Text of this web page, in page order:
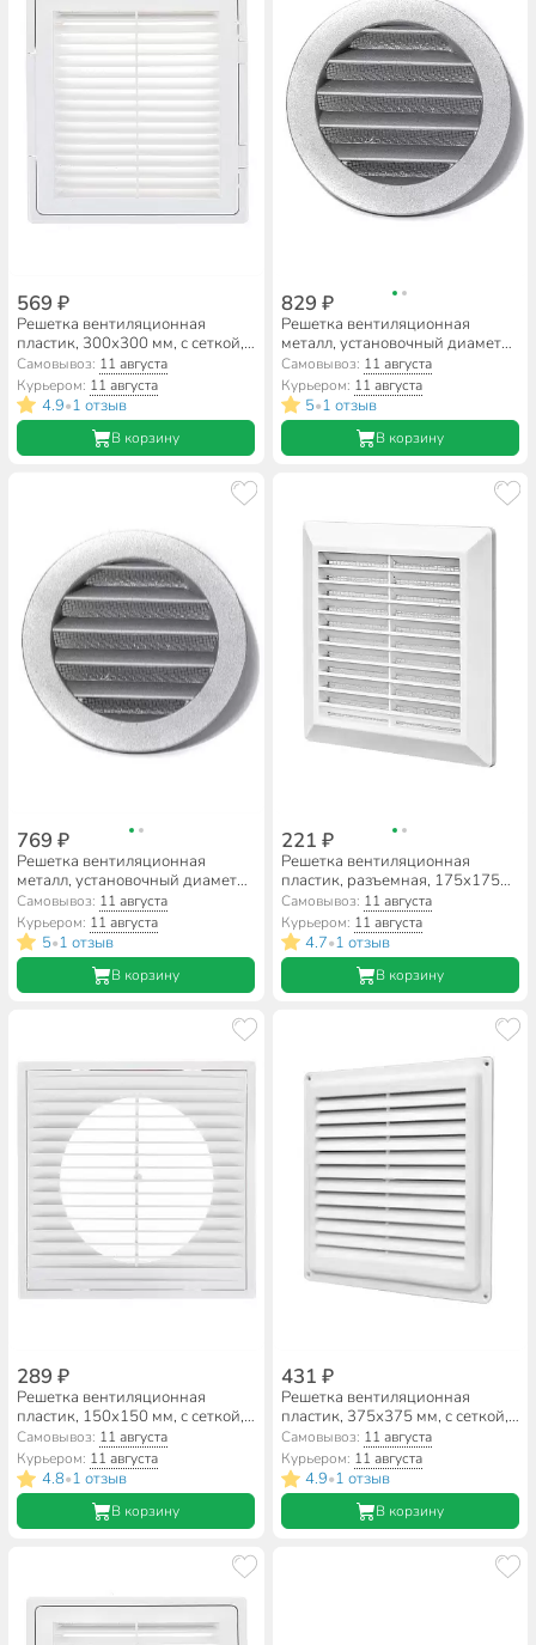
569 ₽
Решетка вентиляционная
пластик, 300х300 мм, с сеткой, с
дверцей, Event, 3030ДФ
Самовывоз: 11 августа
Курьером: 11 августа
4.9•1 отзыв
В корзину
829 ₽
Решетка вентиляционная
металл, установочный диаметр
120 мм, Event, IGC 125
Самовывоз: 11 августа
Курьером: 11 августа
5•1 отзыв
В корзину
769 ₽
Решетка вентиляционная
металл, установочный диаметр
100 мм, Event, IGC 100
Самовывоз: 11 августа
Курьером: 11 августа
5•1 отзыв
В корзину
221 ₽
Решетка вентиляционная
пластик, разъемная, 175х175
мм, с сеткой, Event, Э1717Р
Самовывоз: 11 августа
Курьером: 11 августа
4.7•1 отзыв
В корзину
289 ₽
Решетка вентиляционная
пластик, 150х150 мм, с сеткой,
d100 мм, с фланцем, Event,
1515П10Ф
Самовывоз: 11 августа
Курьером: 11 августа
4.8•1 отзыв
В корзину
431 ₽
Решетка вентиляционная
пластик, 375х375 мм, с сеткой,
Event, Э3737Н
Самовывоз: 11 августа
Курьером: 11 августа
4.9•1 отзыв
В корзину